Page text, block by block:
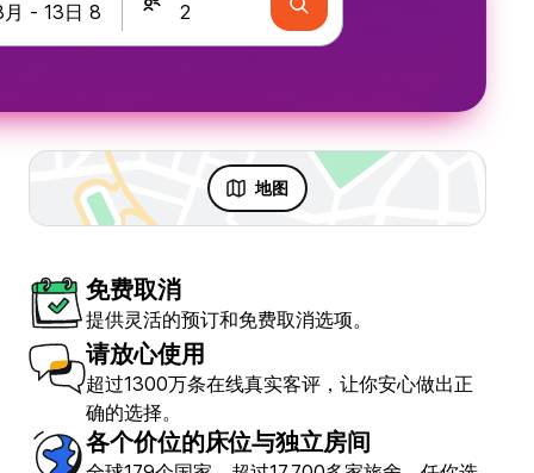
地图
免费取消
提供灵活的预订和免费取消选项。
请放心使用
超过1300万条在线真实客评，让你安心做出正
确的选择。
各个价位的床位与独立房间